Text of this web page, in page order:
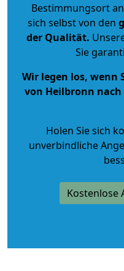
Bestimmungsort
sich selbst von den
der Qualität.
Sie
Wir legen los, wenn
von Heilbronn
Holen Sie sich
unverbindliche
Kostenlose